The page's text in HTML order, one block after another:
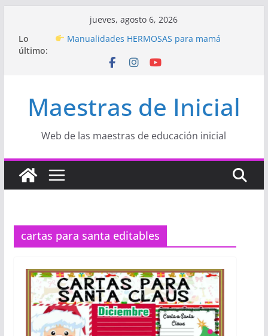
contenido
jueves, agosto 6, 2026
Lo
último:
Hermosos dibujos para MAMÁ: colorea con
amor en Inicial
Manualidades HERMOSAS para mamá
(fáciles y llenas de amor)
Proyecto
“Celebramos con Alegría la Semana
de la Educación Inicial»
Proyecto de Aprendizaje
Un regalo para
Mamá hecho con amor
Maestras de Inicial
Web de las maestras de educación inicial
cartas para santa editables